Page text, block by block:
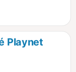
Playnet